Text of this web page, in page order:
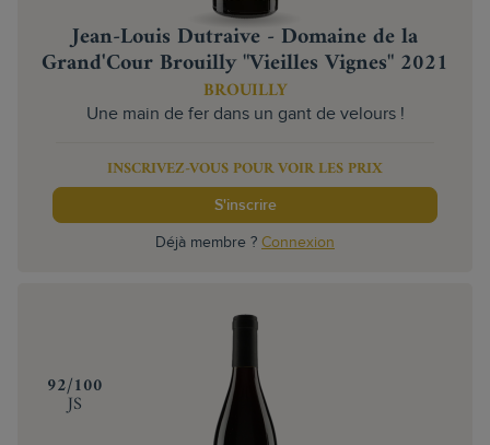
Jean-Louis Dutraive - Domaine de la
Grand'Cour Brouilly "Vieilles Vignes" 2021
BROUILLY
Une main de fer dans un gant de velours !
INSCRIVEZ-VOUS POUR VOIR LES PRIX
S'inscrire
Déjà membre ? Connexion
‍92/100
JS